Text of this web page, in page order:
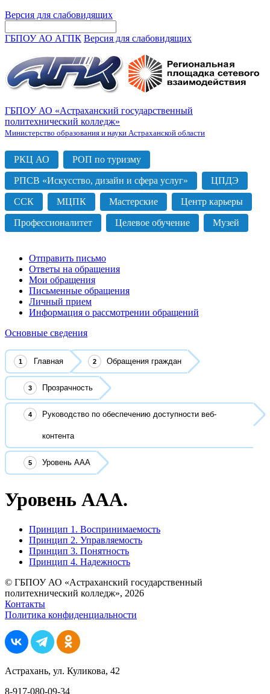
Версия для слабовидящих
ГБПОУ АО АГПК Версия для слабовидящих
ГБПОУ АО «Астраханский государственный
политехнический колледж»
Министерство образования и науки Астраханской области
РКЦ АО РОП по туризму
РПСВ «Искусство, дизайн и сфера услуг» ЦПДЭ
ССК МЦПК Мастерские Центр карьеры
Профессионалитет Целевое обучение Музей
Отправить письмо
Ответы на обращения
Мои обращения
Письменные обращения
Личный прием
Информация о рассмотрении обращений
Основные сведения
Главная Обращения граждан
Прозрачность
Руководство по обеспечению доступности веб-
контента
Уровень ААА
Уровень ААА.
Принцип 1. Воспринимаемость
Принцип 2. Управляемость
Принцип 3. Понятность
Принцип 4. Надежность
© ГБПОУ АО «Астраханский государственный
политехнический колледж», 2026
Контакты
Политика конфиденциальности
Астрахань, ул. Куликова, 42
8-917-080-09-34